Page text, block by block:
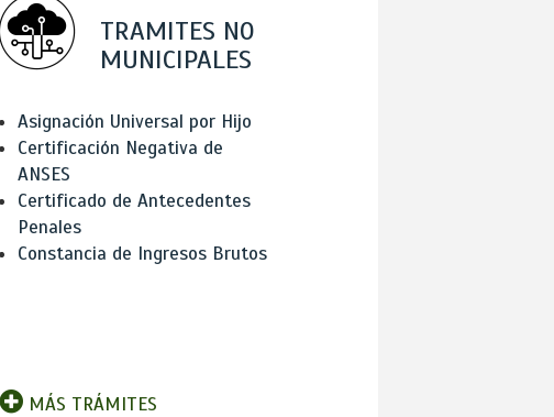
TRAMITES NO
MUNICIPALES
Asignación Universal por Hijo
Certificación Negativa de
ANSES
Certificado de Antecedentes
Penales
Constancia de Ingresos Brutos
MÁS TRÁMITES